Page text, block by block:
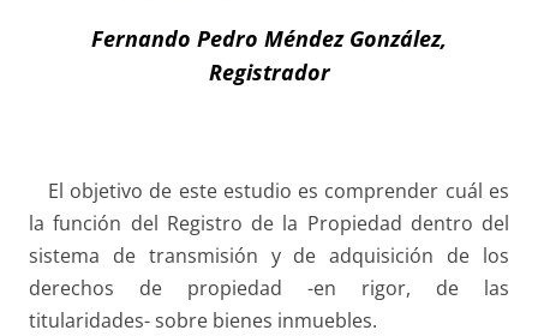
Fernando Pedro Méndez González,
Registrador
El objetivo de este estudio es comprender cuál es
la función del Registro de la Propiedad dentro del
sistema de transmisión y de adquisición de los
derechos de propiedad -en rigor, de las
titularidades- sobre bienes inmuebles.